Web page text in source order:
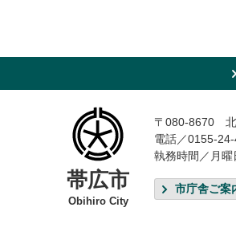
帯広市
Obihiro City
〒080-8670 北
電話／0155-24-
執務時間／月
市庁舎ご案